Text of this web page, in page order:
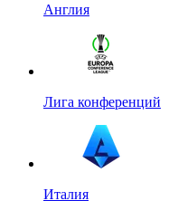
Англия
Лига конференций
Италия